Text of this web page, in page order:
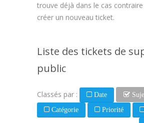
trouve déjà dans le cas
créer un nouveau ticket.
Liste des tickets de
public
Classés par : Date
Catégorie Priorité